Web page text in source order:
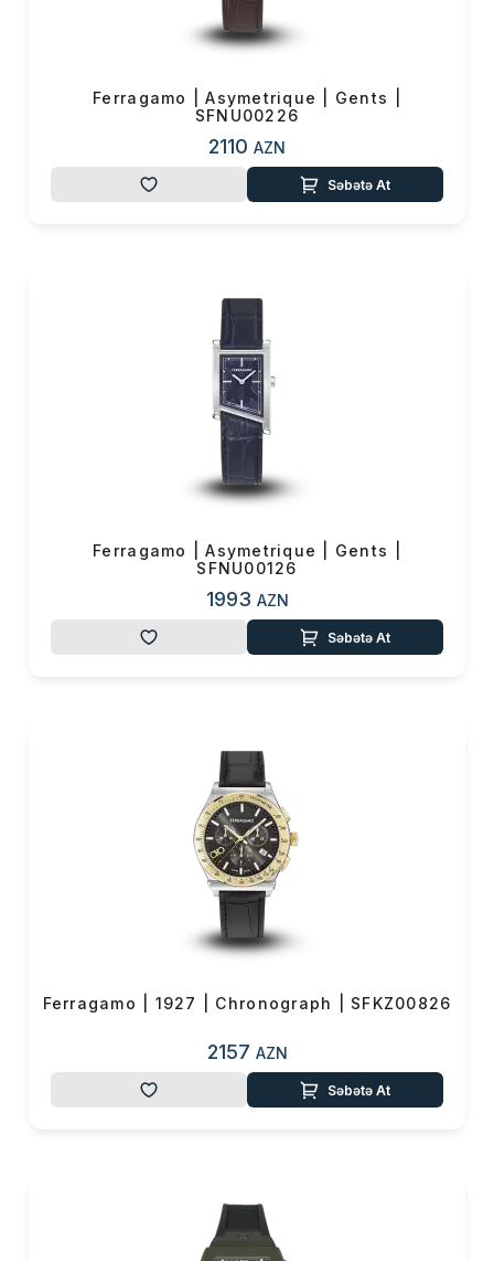
Ferragamo | Asymetrique | Gents |
SFNU00226
2110 AZN
Səbətə At
Ferragamo | Asymetrique | Gents |
SFNU00126
1993 AZN
Səbətə At
Ferragamo | 1927 | Chronograph | SFKZ00826
2157 AZN
Səbətə At
Çatdırılma
Yekun məbləğ
Alış-verişə davam et
OK